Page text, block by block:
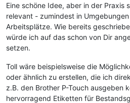
Eine schöne Idee, aber in der Praxis
relevant - zumindest in
Arbeitsplätze. Wie bereits
würde ich auf das schon von Dir
setzen.
Toll wäre beispielsweise die
oder ähnlich zu erstellen, die ich
z.B. den Brother P-Touch ausgeben
hervorragend Etiketten für